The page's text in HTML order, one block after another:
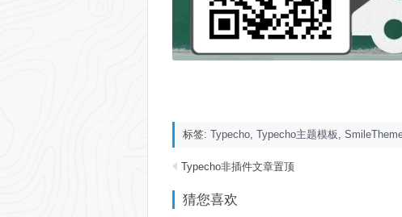
标签:Typecho,Typecho主题模板,
Typecho非插件文章置顶
猜您喜欢